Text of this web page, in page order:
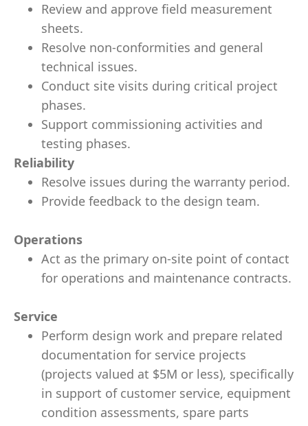
Review and approve field measurement
sheets.
Resolve non-conformities and general
technical issues.
Conduct site visits during critical project
phases.
Support commissioning activities and
testing phases.
Reliability
Resolve issues during the warranty period.
Provide feedback to the design team.
Operations
Act as the primary on-site point of contact
for operations and maintenance contracts.
Service
Perform design work and prepare related
documentation for service projects
(projects valued at $5M or less), specifically
in support of customer service, equipment
condition assessments, spare parts